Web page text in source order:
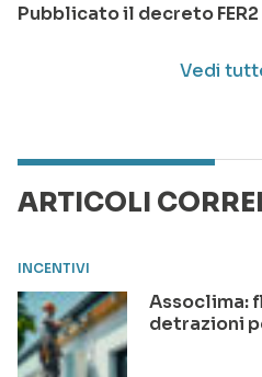
Pubblicato il decreto FER2
Vedi
ARTICOLI
INCENTIVI
Assoclima:
detrazioni